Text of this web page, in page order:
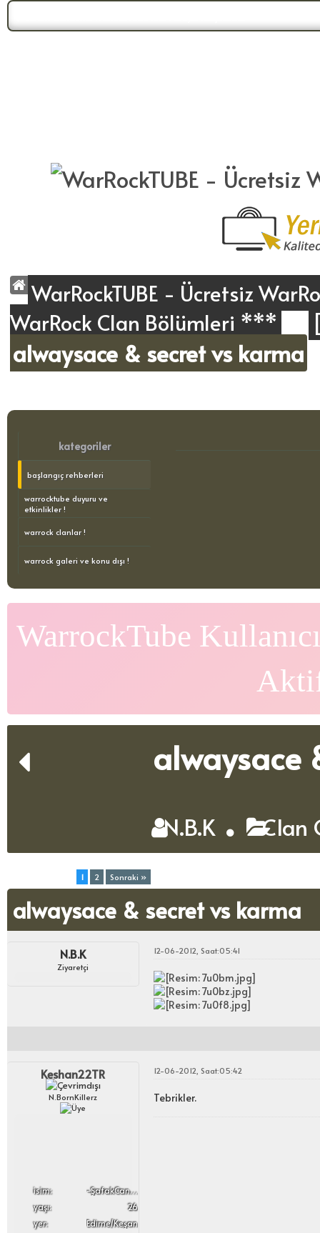
WarRockTUBE - Ücretsiz
WarRock Clan Bölümleri ***
alwaysace & secret vs karma
kategoriler
başlangıç rehberleri
warrocktube duyuru ve
etkinlikler !
warrock clanlar !
warrock galeri ve konu dışı !
WarrockTube
alwaysace
N.B.K Clan
1 2 Sonraki »
alwaysace & secret vs karma
N.B.K
Ziyaretçi
12-06-2012, Saat:05:41
Keshan22TR
N.BornKillerz
i̇sim:
-ŞafakCanUçak-
yaşı:
26
yer:
Edirne/Keşan
12-06-2012, Saat:05:42
Tebrikler.